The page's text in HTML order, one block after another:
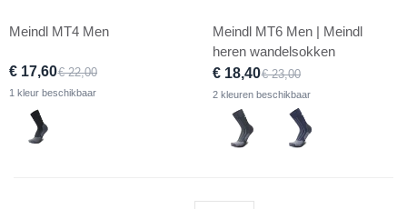
Meindl MT4 Men
€ 17,60€ 22,00
1 kleur beschikbaar
Meindl MT6 Men | Meindl
heren wandelsokken
€ 18,40€ 23,00
2 kleuren beschikbaar